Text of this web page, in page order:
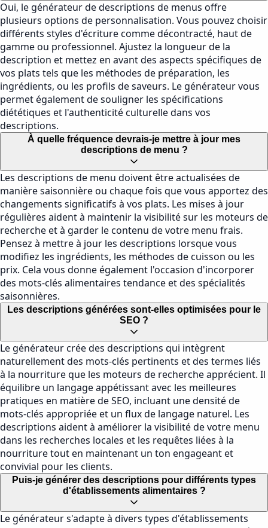
Oui, le générateur de descriptions de menus offre
plusieurs options de personnalisation. Vous pouvez choisir
différents styles d'écriture comme décontracté, haut de
gamme ou professionnel. Ajustez la longueur de la
description et mettez en avant des aspects spécifiques de
vos plats tels que les méthodes de préparation, les
ingrédients, ou les profils de saveurs. Le générateur vous
permet également de souligner les spécifications
diététiques et l'authenticité culturelle dans vos
descriptions.
À quelle fréquence devrais-je mettre à jour mes
descriptions de menu ?
Les descriptions de menu doivent être actualisées de
manière saisonnière ou chaque fois que vous apportez des
changements significatifs à vos plats. Les mises à jour
régulières aident à maintenir la visibilité sur les moteurs de
recherche et à garder le contenu de votre menu frais.
Pensez à mettre à jour les descriptions lorsque vous
modifiez les ingrédients, les méthodes de cuisson ou les
prix. Cela vous donne également l'occasion d'incorporer
des mots-clés alimentaires tendance et des spécialités
saisonnières.
Les descriptions générées sont-elles optimisées pour le
SEO ?
Le générateur crée des descriptions qui intègrent
naturellement des mots-clés pertinents et des termes liés
à la nourriture que les moteurs de recherche apprécient. Il
équilibre un langage appétissant avec les meilleures
pratiques en matière de SEO, incluant une densité de
mots-clés appropriée et un flux de langage naturel. Les
descriptions aident à améliorer la visibilité de votre menu
dans les recherches locales et les requêtes liées à la
nourriture tout en maintenant un ton engageant et
convivial pour les clients.
Puis-je générer des descriptions pour différents types
d'établissements alimentaires ?
Le générateur s'adapte à divers types d'établissements